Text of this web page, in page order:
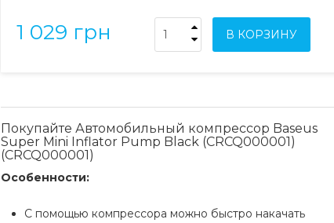
1 029 грн В КОРЗИНУ
Покупайте Автомобильный компрессор Baseus
Super Mini Inflator Pump Black (CRCQ000001)
(CRCQ000001)
Особенности:
С помощью компрессора можно быстро накачать